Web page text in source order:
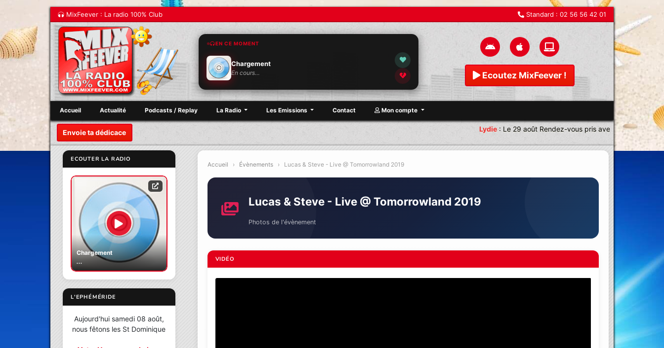
MixFeever : La radio 100% Club Standard : 02 56 56 42 01
EN CE MOMENT
Chargement
En cours… Ecoutez MixFeever !
Accueil Actualité Podcasts / Replay La Radio Les Emissions Contact Mon compte
Envoie ta dédicace :Le 29 août Rendez-vous pris avec une équipe
ECOUTER LA RADIO
Chargement
...
L'EPHÉMÉRIDE
Aujourd'hui samedi 08 août,
nous fêtons les St Dominique
Accueil › Évènements › Lucas & Steve - Live @ Tomorrowland 2019
Lucas & Steve - Live @ Tomorrowland 2019
Photos de l'évènement
VIDÉO